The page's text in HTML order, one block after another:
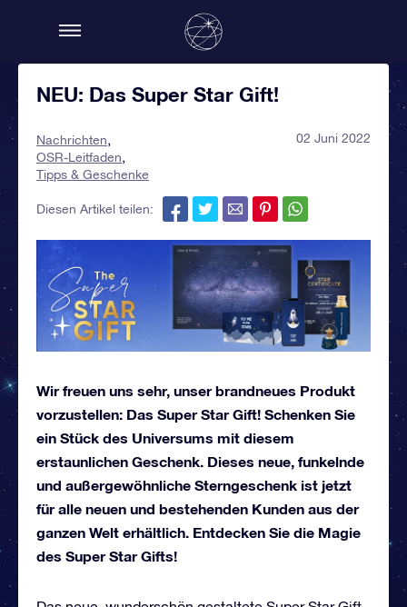
NEU: Das Super Star Gift!
Nachrichten
OSR-Leitfaden
Tipps & Geschenke
02 Juni 2022
Diesen Artikel teilen:
Wir freuen uns sehr, unser brandneues Produkt
vorzustellen: Das Super Star Gift! Schenken Sie
ein Stück des Universums mit diesem
erstaunlichen Geschenk. Dieses neue, funkelnde
und außergewöhnliche Sterngeschenk ist jetzt
für alle neuen und bestehenden Kunden aus der
ganzen Welt erhältlich. Entdecken Sie die Magie
des Super Star Gifts!